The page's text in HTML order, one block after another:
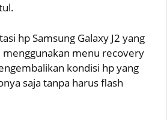
hp Samsung Galaxy J2 yang
menggunakan menu recovery
kondisi hp yang
saja tanpa harus flash